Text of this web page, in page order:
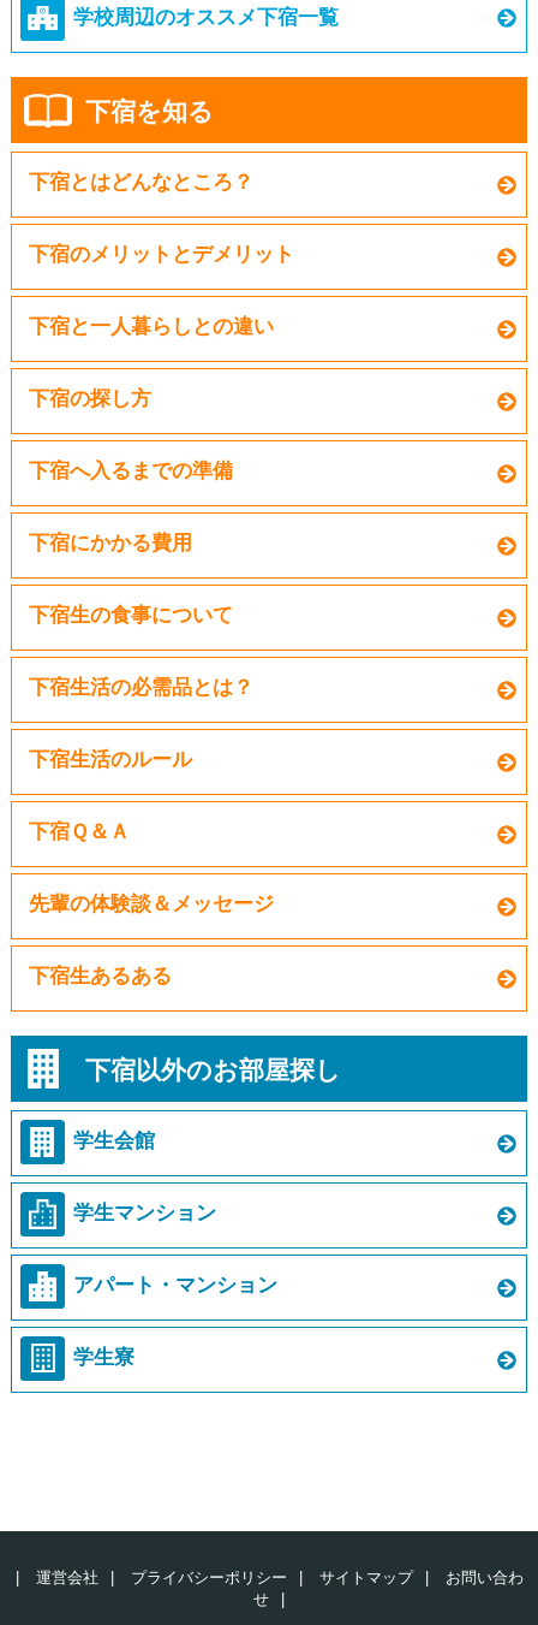
学校周辺のオススメ下宿一覧
下宿を知る
下宿とはどんなところ？
下宿のメリットとデメリット
下宿と一人暮らしとの違い
下宿の探し方
下宿へ入るまでの準備
下宿にかかる費用
下宿生の食事について
下宿生活の必需品とは？
下宿生活のルール
下宿Ｑ＆Ａ
先輩の体験談＆メッセージ
下宿生あるある
下宿以外のお部屋探し
学生会館
学生マンション
アパート・マンション
学生寮
運営会社 プライバシーポリシー サイトマップ
お問い合わ
せ